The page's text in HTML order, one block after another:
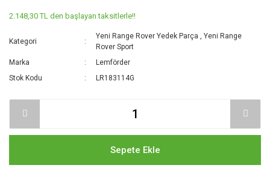
2.148,30 TL den başlayan taksitlerle!!
Kategori
Yeni Range Rover Yedek Parça ,Yeni Range
Rover Sport
Marka
Lemförder
Stok Kodu
LR183114G
Sepete Ekle